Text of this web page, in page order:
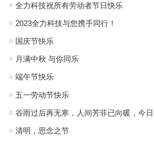
全力科技祝所有劳动者节日快乐
2023全力科技与您携手同行！
国庆节快乐
月满中秋 与你同乐
端午节快乐
五一劳动节快乐
清明，思念之节